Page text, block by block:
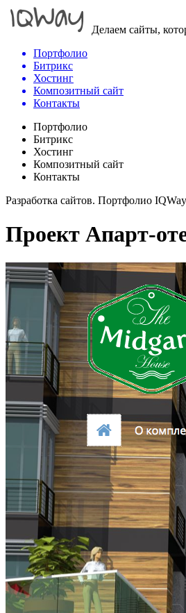
Делаем сайты,
Портфолио
Битрикс
Хостинг
Композитный сайт
Контакты
Портфолио
Битрикс
Хостинг
Композитный сайт
Контакты
Разработка сайтов. Портфолио IQWay
Проект Апарт-